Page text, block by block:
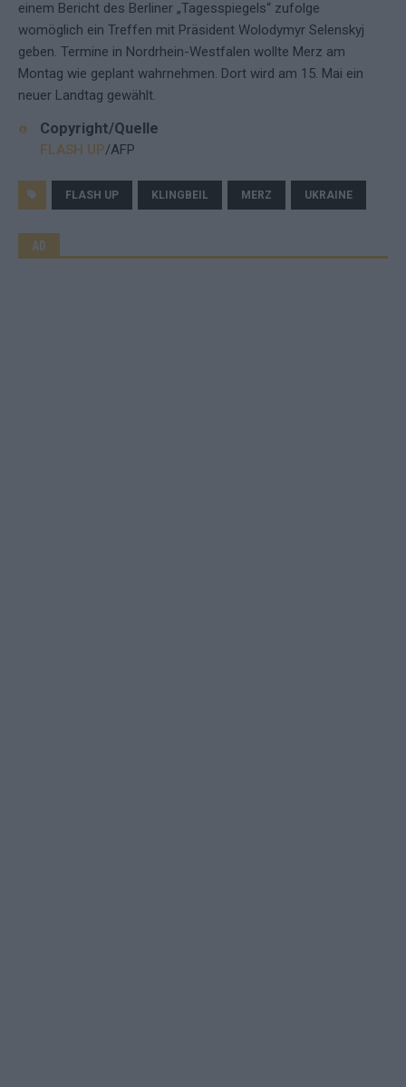
einem Bericht des Berliner „Tagesspiegels“ zufolge
womöglich ein Treffen mit Präsident Wolodymyr Selenskyj
geben. Termine in Nordrhein-Westfalen wollte Merz am
Montag wie geplant wahrnehmen. Dort wird am 15. Mai ein
neuer Landtag gewählt.
Copyright/Quelle
FLASH UP/AFP
FLASH UP KLINGBEIL MERZ UKRAINE
AD